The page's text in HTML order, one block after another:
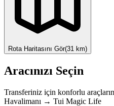
Rota Haritasını Gör(31 km)
Aracınızı Seçin
Transferiniz için konforlu
Havalimanı → Tui Magic Life